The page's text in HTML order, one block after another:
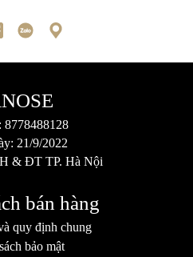
21/9/2022
& ĐT TP. Hà Nội
bán hàng
quy định chung
bảo mật